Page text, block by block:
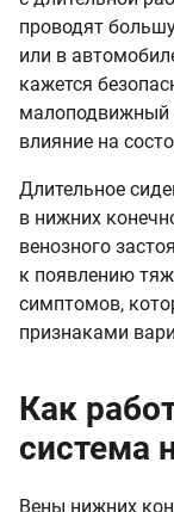
проводят
или в
кажется
малоподвижный
влияние на
Длительное
в нижних
венозного
к появлению
симптомов,
признаками
Как
система
Вены нижних